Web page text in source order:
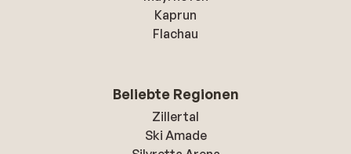
Kaprun
Flachau
Beliebte Regionen
Zillertal
Ski Amade